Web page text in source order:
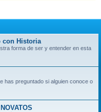
con Historia
forma de ser y entender en esta
has preguntado si alguien conoce o